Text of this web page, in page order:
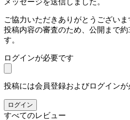
ご協力いただきありがとうございま
投稿内容の審査のため、公開まで約
す。
ログインが必要です
投稿には会員登録およびログインが
ログイン
すべてのレビュー